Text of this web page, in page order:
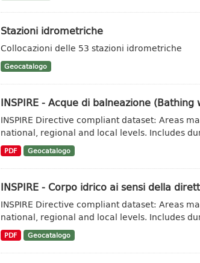
Stazioni idrometriche
Collocazioni delle 53 stazioni idrometriche
Geocatalogo
INSPIRE - Acque di balneazione (Bathing
INSPIRE Directive compliant dataset: Areas
national, regional and local levels. Includes
PDF Geocatalogo
INSPIRE - Corpo idrico ai sensi della
INSPIRE Directive compliant dataset: Areas
national, regional and local levels. Includes
PDF Geocatalogo